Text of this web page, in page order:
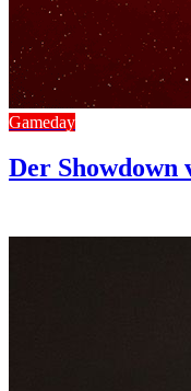
Gameday
Der Showdown